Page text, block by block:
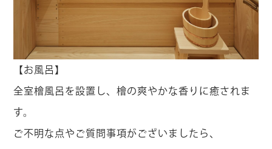
【お風呂】
全室檜風呂を設置し、檜の爽やかな香りに癒されま
す。
ご不明な点やご質問事項がございましたら、